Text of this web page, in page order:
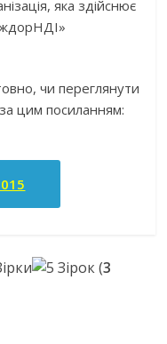
яка здійснює
чи переглянути
цим посиланням:
(3